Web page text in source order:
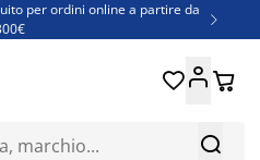
per ordini online a partire da

1.500 articoli fino al 70%
di rimborso più adatto a te

 